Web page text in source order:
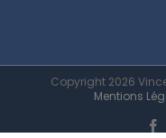
Copyright 2026
Mentions